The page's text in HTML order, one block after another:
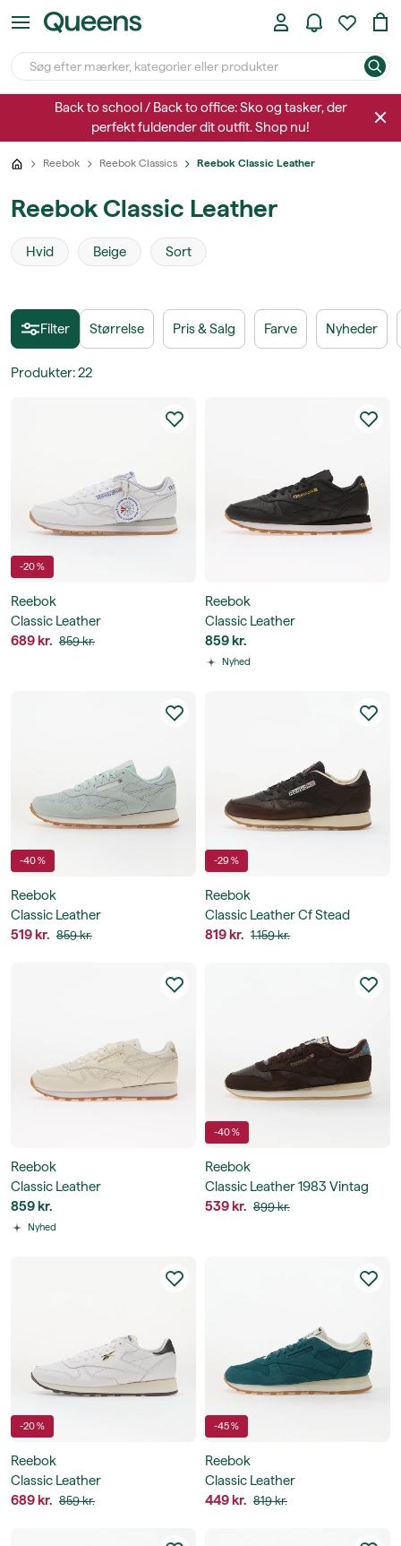
Back to school / Back to office: Sko og tasker, der
perfekt fuldender dit outfit. Shop nu!
Reebok Reebok Classics Reebok Classic Leather
Reebok Classic Leather
Hvid Beige Sort
Filter Størrelse Pris & Salg Farve Nyheder
Produkter:22
-20 %
Reebok
Classic Leather
689 kr. 859 kr.
Reebok
Classic Leather
859 kr.
Nyhed
-40 %
Reebok
Classic Leather
519 kr. 859 kr.
-29 %
Reebok
Classic Leather Cf Stead
819 kr. 1.159 kr.
Reebok
Classic Leather
859 kr.
Nyhed
-40 %
Reebok
Classic Leather 1983 Vintag
539 kr. 899 kr.
-20 %
Reebok
Classic Leather
689 kr. 859 kr.
-45 %
Reebok
Classic Leather
449 kr. 819 kr.